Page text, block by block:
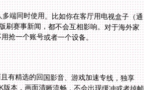
端同时使用。比如你在客厅用电视盒子（通
版刷赛事新闻，都不会互相影响。对于海外家
抢一个账号或者一个设备。
有精选的回国影音、游戏加速专线，独享
vs 库拉索世界杯中文直播的4K版本，画面清晰流畅，不会出现缓冲或者掉帧